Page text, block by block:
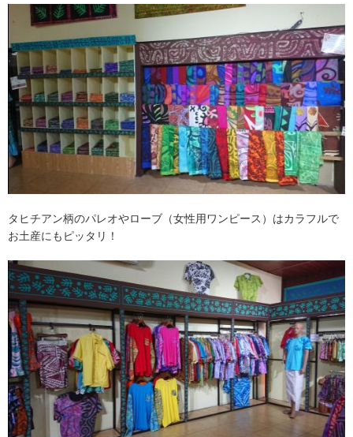
タヒチアン柄のパレオやローブ（女性用ワンピース）はカラフルで
お土産にもピッタリ！